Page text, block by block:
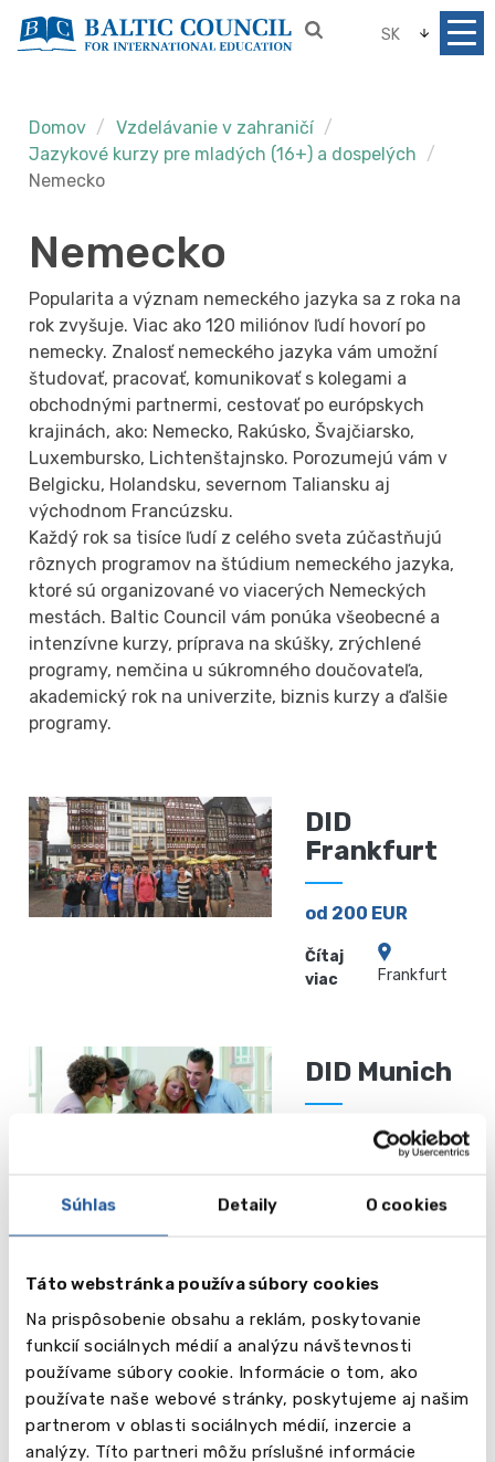
Súhlas Detaily O cookies
Táto webstránka používa súbory cookies
Na prispôsobenie obsahu a reklám, poskytovanie
funkcií sociálnych médií a analýzu návštevnosti
používame súbory cookie. Informácie o tom, ako
používate naše webové stránky, poskytujeme aj našim
partnerom v oblasti sociálnych médií, inzercie a
analýzy. Títo partneri môžu príslušné informácie
SK
Domov
Vzdelávanie v zahraničí
Jazykové kurzy pre mladých (16+) a dospelých
Nemecko
Nemecko
Popularita a význam nemeckého jazyka sa z roka na
rok zvyšuje. Viac ako 120 miliónov ľudí hovorí po
nemecky. Znalosť nemeckého jazyka vám umožní
študovať, pracovať, komunikovať s kolegami a
obchodnými partnermi, cestovať po európskych
krajinách, ako: Nemecko, Rakúsko, Švajčiarsko,
Luxembursko, Lichtenštajnsko. Porozumejú vám v
Belgicku, Holandsku, severnom Taliansku aj
východnom Francúzsku.
Každý rok sa tisíce ľudí z celého sveta zúčastňujú
rôznych programov na štúdium nemeckého jazyka,
ktoré sú organizované vo viacerých Nemeckých
mestách. Baltic Council vám ponúka všeobecné a
intenzívne kurzy, príprava na skúšky, zrýchlené
programy, nemčina u súkromného doučovateľa,
akademický rok na univerzite, biznis kurzy a ďalšie
programy.
DID
Frankfurt
od 200 EUR
Čítaj
viac
Frankfurt
DID Munich
od 200 EUR
Munchen
DID
Hamburg
od 200 EUR
Čítaj
viac
Hamburg